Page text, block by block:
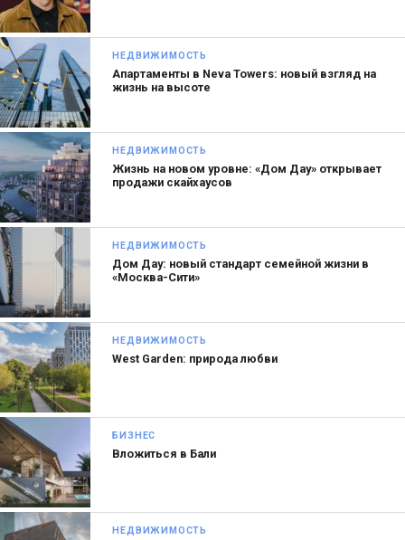
НЕДВИЖИМОСТЬ
Апартаменты в Neva Towers: новый взгляд на
жизнь на высоте
НЕДВИЖИМОСТЬ
Жизнь на новом уровне: «Дом Дау» открывает
продажи скайхаусов
НЕДВИЖИМОСТЬ
Дом Дау: новый стандарт семейной жизни в
«Москва-Сити»
НЕДВИЖИМОСТЬ
West Garden: природа любви
БИЗНЕС
Вложиться в Бали
НЕДВИЖИМОСТЬ